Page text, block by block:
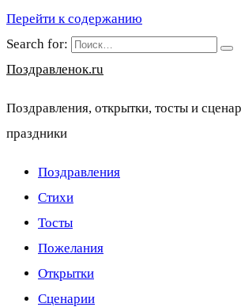
Перейти к содержанию
Search for:
Поздравленок.ru
Поздравления, открытки, тосты и
праздники
Поздравления
Стихи
Тосты
Пожелания
Открытки
Сценарии